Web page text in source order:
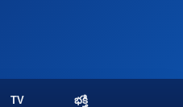
TV భక్తి